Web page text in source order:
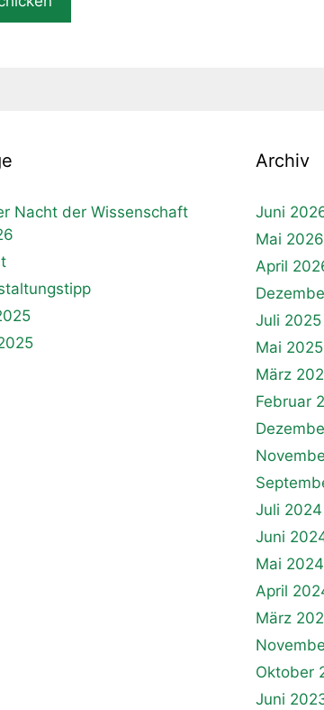
Nacht der Wissenschaft
Archiv
Juni
Mai 2026
April
Juli 2025
Mai 2025
März
Februar
Juli 2024
Juni
Mai 2024
April
März
Oktober
Juni